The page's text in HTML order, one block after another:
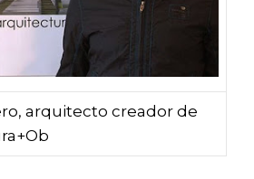
arquitecto creador de